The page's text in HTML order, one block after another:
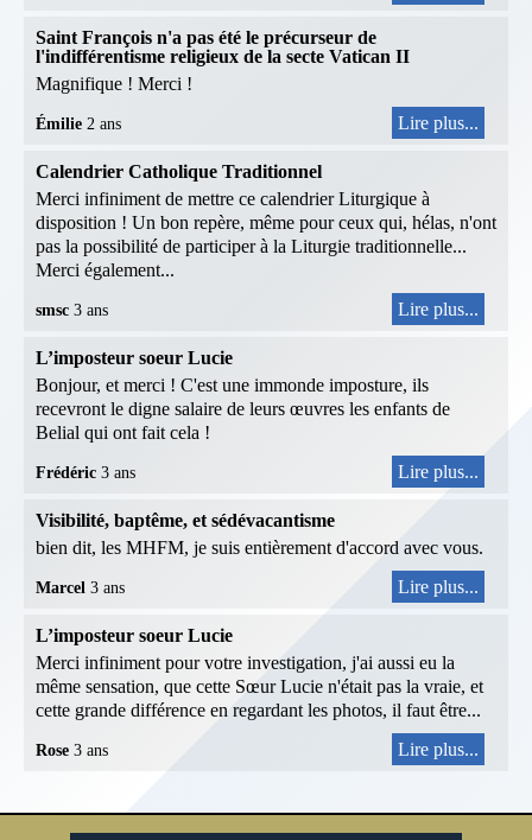
Saint François n'a pas été le précurseur de
l'indifférentisme religieux de la secte Vatican II
Magnifique ! Merci !
Émilie 2 ans Lire plus...
Calendrier Catholique Traditionnel
Merci infiniment de mettre ce calendrier Liturgique à
disposition ! Un bon repère, même pour ceux qui, hélas, n'ont
pas la possibilité de participer à la Liturgie traditionnelle...
Merci également...
smsc 3 ans Lire plus...
L’imposteur soeur Lucie
Bonjour, et merci ! C'est une immonde imposture, ils
recevront le digne salaire de leurs œuvres les enfants de
Belial qui ont fait cela !
Frédéric 3 ans Lire plus...
Visibilité, baptême, et sédévacantisme
bien dit, les MHFM, je suis entièrement d'accord avec vous.
Marcel 3 ans Lire plus...
L’imposteur soeur Lucie
Merci infiniment pour votre investigation, j'ai aussi eu la
même sensation, que cette Sœur Lucie n'était pas la vraie, et
cette grande différence en regardant les photos, il faut être...
Rose 3 ans Lire plus...